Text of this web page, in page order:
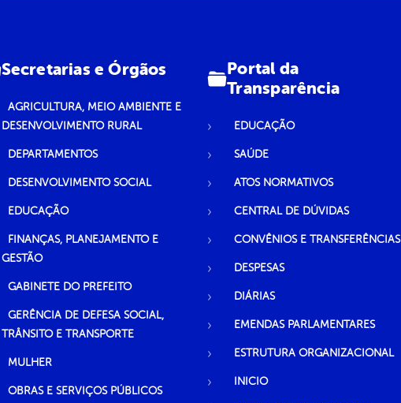
Secretarias e Órgãos
AGRICULTURA, MEIO AMBIENTE E
DESENVOLVIMENTO RURAL
DEPARTAMENTOS
DESENVOLVIMENTO SOCIAL
EDUCAÇÃO
FINANÇAS, PLANEJAMENTO E
GESTÃO
GABINETE DO PREFEITO
GERÊNCIA DE DEFESA SOCIAL,
TRÂNSITO E TRANSPORTE
MULHER
OBRAS E SERVIÇOS PÚBLICOS
Portal da
Transparência
EDUCAÇÃO
SAÚDE
ATOS NORMATIVOS
CENTRAL DE DÚVIDAS
CONVÊNIOS E TRANSFERÊNCIAS
DESPESAS
DIÁRIAS
EMENDAS PARLAMENTARES
ESTRUTURA ORGANIZACIONAL
INICIO